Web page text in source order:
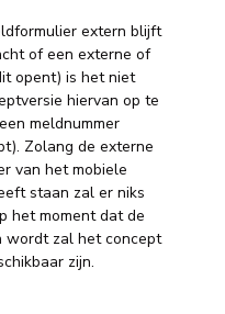
extern blijft
of een externe of
opent) is het niet
hiervan op te
meldnummer
Zolang de externe
van het mobiele
staan zal er niks
het moment dat de
zal het concept
zijn.